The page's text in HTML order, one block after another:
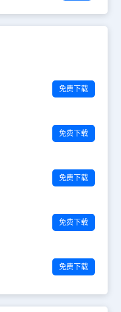
免费下载
免费下载
免费下载
免费下载
免费下载